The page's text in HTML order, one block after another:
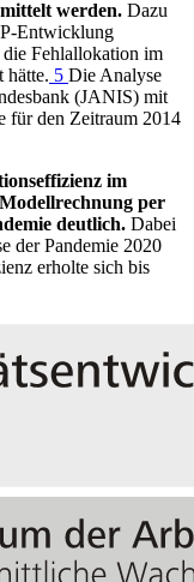
werden. Dazu
-Entwicklung
die Fehlallokation im
hätte. 5 Die Analyse
(JANIS) mit
für den Zeitraum 2014
im
per
deutlich. Dabei
der Pandemie 2020
erholte sich bis